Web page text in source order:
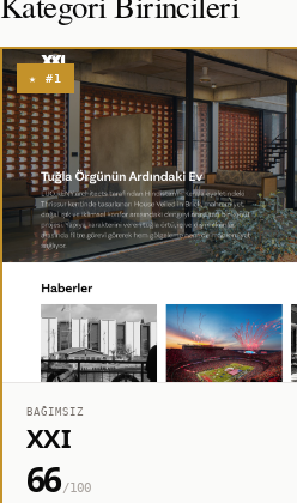
★ #1
BAĞIMSIZ
XXI
66/100